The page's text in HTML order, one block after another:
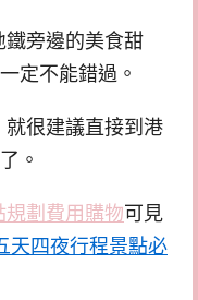
旁邊的美食甜
定不能錯過。
就很建議直接到港
。
劃費用購物可見
天四夜行程景點必